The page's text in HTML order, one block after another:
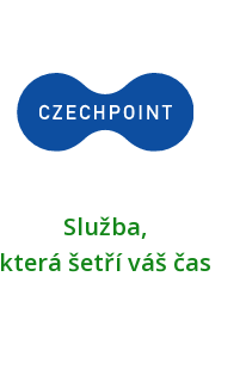
Služba,
která šetří váš čas